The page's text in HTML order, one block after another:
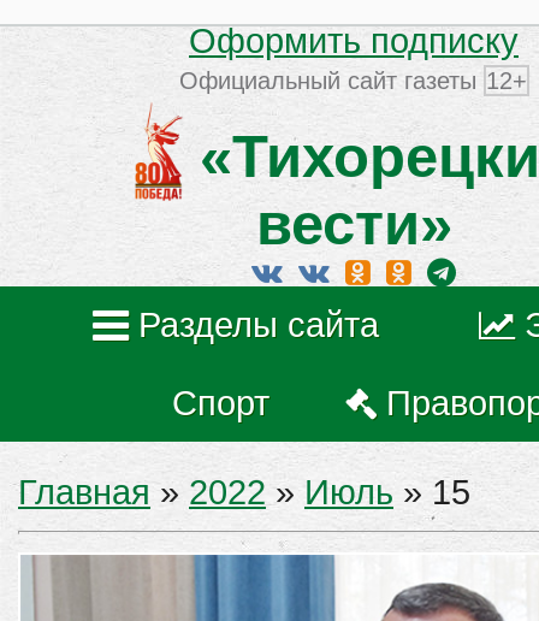
Оформить подписку
Официальный сайт газеты 12+
вести»
Разделы сайта
Спорт
Главная » 2022 » Июль » 15